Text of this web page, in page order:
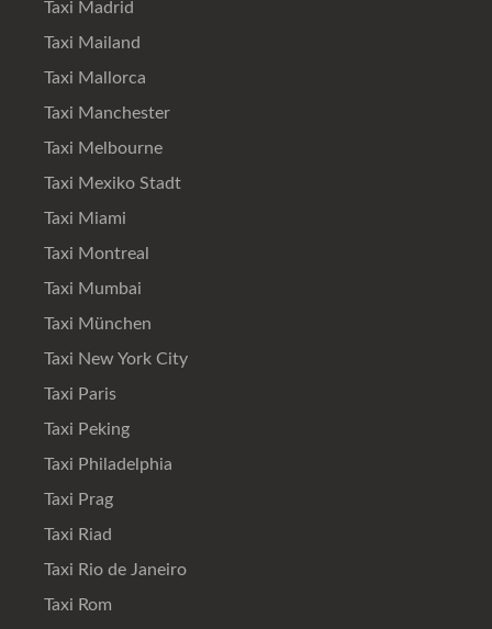
Taxi Madrid
Taxi Mailand
Taxi Mallorca
Taxi Manchester
Taxi Melbourne
Taxi Mexiko Stadt
Taxi Miami
Taxi Montreal
Taxi Mumbai
Taxi München
Taxi New York City
Taxi Paris
Taxi Peking
Taxi Philadelphia
Taxi Prag
Taxi Riad
Taxi Rio de Janeiro
Taxi Rom